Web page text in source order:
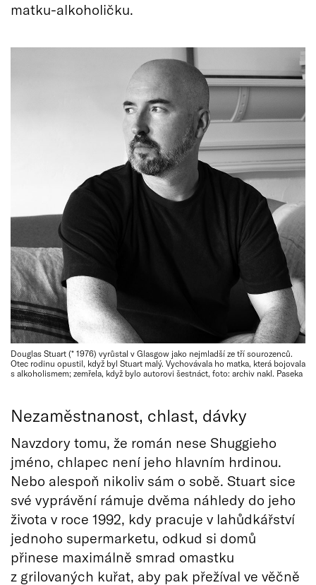
matku-alkoholičku.
Douglas Stuart (* 1976) vyrůstal v Glasgow jako nejmladší ze tří sourozenců.
Otec rodinu opustil, když byl Stuart malý. Vychovávala ho matka, která bojovala
s alkoholismem; zemřela, když bylo autorovi šestnáct, foto: archiv nakl. Paseka
Nezaměstnanost, chlast, dávky
Navzdory tomu, že román nese Shuggieho
jméno, chlapec není jeho hlavním hrdinou.
Nebo alespoň nikoliv sám o sobě. Stuart sice
své vyprávění rámuje dvěma náhledy do jeho
života v roce 1992, kdy pracuje v lahůdkářství
jednoho supermarketu, odkud si domů
přinese maximálně smrad omastku
z grilovaných kuřat, aby pak přežíval ve věčně